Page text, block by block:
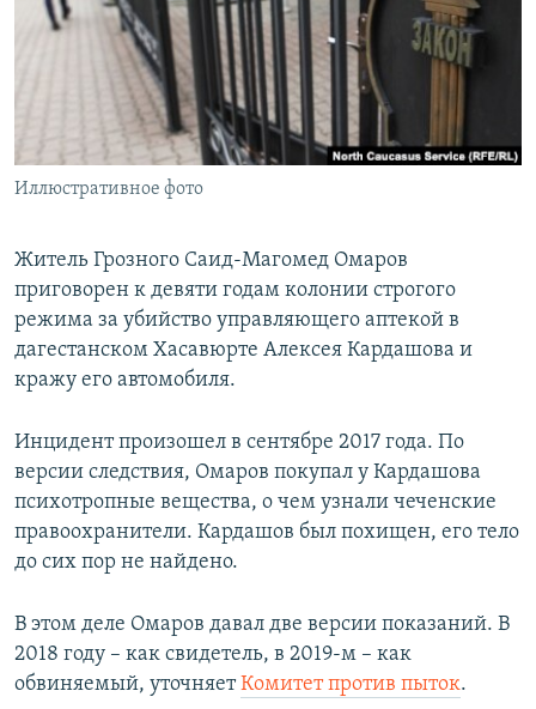
ПОДПИШИТЕСЬ НА РАССЫЛКУ
СОЦИАЛЬНЫЕ СЕТИ
Все сайты РСЕ/РС
Иллюстративное фото
Житель Грозного Саид-Магомед Омаров
приговорен к девяти годам колонии строгого
режима за убийство управляющего аптекой в
дагестанском Хасавюрте Алексея Кардашова и
кражу его автомобиля.
Инцидент произошел в сентябре 2017 года. По
версии следствия, Омаров покупал у Кардашова
психотропные вещества, о чем узнали чеченские
правоохранители. Кардашов был похищен, его тело
до сих пор не найдено.
В этом деле Омаров давал две версии показаний. В
2018 году – как свидетель, в 2019-м – как
обвиняемый, уточняетКомитет против пыток.